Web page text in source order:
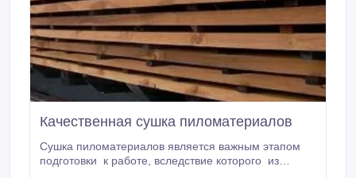
Качественная сушка пиломатериалов
Сушка пиломатериалов является важным этапом
подготовки к работе, вследствие которого из